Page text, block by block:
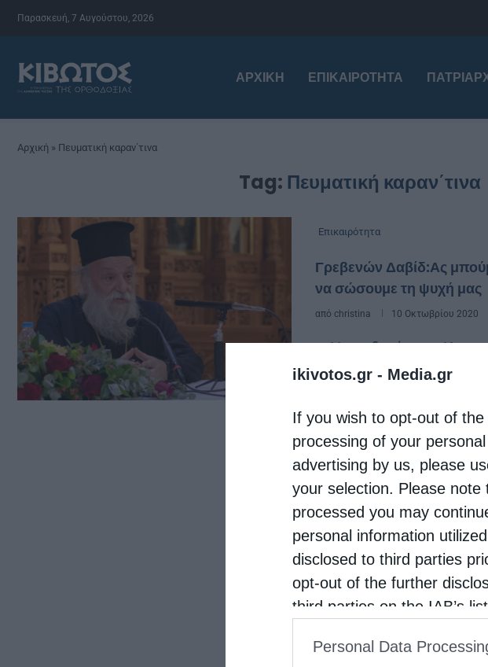
ikivotos.gr - Media.gr
If you wish to opt-out of
processing of your
advertising by us, please
your selection. Please
processed you may
personal information
disclosed to third parties
opt-out of the further
third parties on the IAB’s
IAB’s List of Downstream
Personal Data
Παρασκευή, 7 Αυγούστου, 2026
ΑΡΧΙΚΉ ΕΠΙΚΑΙΡΌΤΗΤΑ
Αρχική » Πευματική καραν΄τινα
Tag: Πευματική καραν΄τινα
Επικαιρότητα
Γρεβενών Δαβίδ:Ας
να σώσουμε τη ψυχή μας
από christina 10 Οκτωβρίου 2020
«Η πανδημία του
ασώτου υιού», ήταν το
«ΔΗΜΗΤΡΙΑ 2020»,
Ομωνύμου …